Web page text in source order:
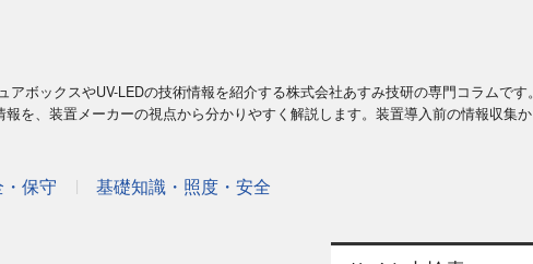
ボックスやUV-LEDの技術情報を紹介する株式会社あすみ技研の専門コラムで
を、装置メーカーの視点から分かりやすく解説します。装置導入前の情報収集
保守 基礎知識・照度・安全